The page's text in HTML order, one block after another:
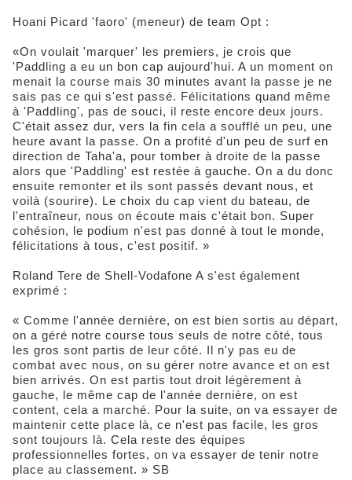
Hoani Picard 'faoro' (meneur) de team Opt :
«On voulait 'marquer' les premiers, je crois que
'Paddling a eu un bon cap aujourd'hui. A un moment on
menait la course mais 30 minutes avant la passe je ne
sais pas ce qui s'est passé. Félicitations quand même
à 'Paddling', pas de souci, il reste encore deux jours.
C'était assez dur, vers la fin cela a soufflé un peu, une
heure avant la passe. On a profité d'un peu de surf en
direction de Taha'a, pour tomber à droite de la passe
alors que 'Paddling' est restée à gauche. On a du donc
ensuite remonter et ils sont passés devant nous, et
voilà (sourire). Le choix du cap vient du bateau, de
l'entraîneur, nous on écoute mais c'était bon. Super
cohésion, le podium n'est pas donné à tout le monde,
félicitations à tous, c'est positif. »
Roland Tere de Shell-Vodafone A s'est également
exprimé :
« Comme l'année dernière, on est bien sortis au départ,
on a géré notre course tous seuls de notre côté, tous
les gros sont partis de leur côté. Il n'y pas eu de
combat avec nous, on su gérer notre avance et on est
bien arrivés. On est partis tout droit légèrement à
gauche, le même cap de l'année dernière, on est
content, cela a marché. Pour la suite, on va essayer de
maintenir cette place là, ce n'est pas facile, les gros
sont toujours là. Cela reste des équipes
professionnelles fortes, on va essayer de tenir notre
place au classement. » SB